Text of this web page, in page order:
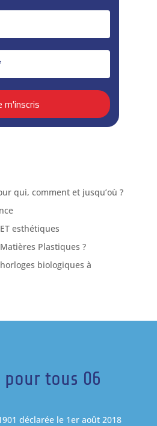
qui, comment et jusqu’où ?
esthétiques
Plastiques ?
biologiques à
pour tous 06
déclarée le 1er août 2018